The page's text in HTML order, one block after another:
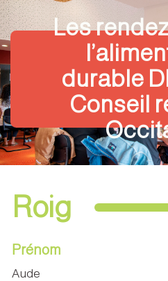
Les
durable
Conseil
Roig
Prénom
Aude